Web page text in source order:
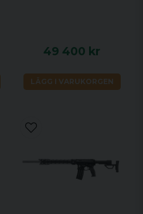
49 400 kr
LÄGG I VARUKORGEN